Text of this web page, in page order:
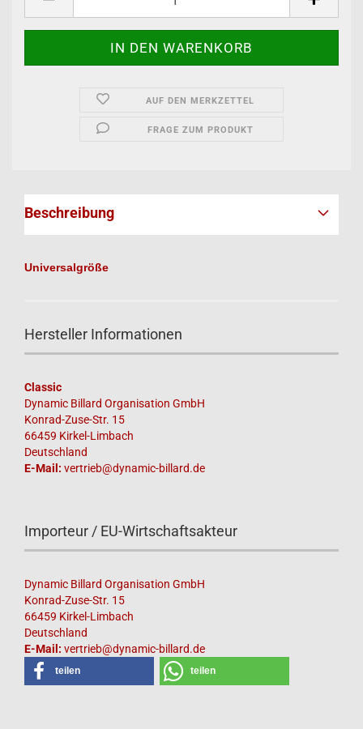
AUF DEN MERKZETTEL
FRAGE ZUM PRODUKT
Beschreibung
Universalgröße
Hersteller Informationen
Classic
Dynamic Billard Organisation GmbH
Konrad-Zuse-Str. 15
66459 Kirkel-Limbach
Deutschland
E-Mail: vertrieb@dynamic-billard.de
Importeur / EU-Wirtschaftsakteur
Dynamic Billard Organisation GmbH
Konrad-Zuse-Str. 15
66459 Kirkel-Limbach
Deutschland
E-Mail: vertrieb@dynamic-billard.de
teilen teilen